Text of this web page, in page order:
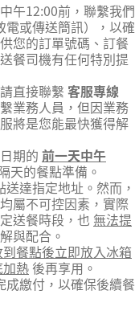
午12:00前，聯繫我們
電或傳送簡訊），以確
您的訂單號碼、訂餐
餐司機有任何特別提
直接聯繫 客服專線
業務人員，但因業務
將是您能最快獲得解
期的 前一天中午
天的餐點準備。
送達指定地址。然而，
屬不可控因素，實際
送餐時段，也 無法提
與配合。
到餐點後立即放入冰箱
熱後再享用。
成繳付，以確保後續餐